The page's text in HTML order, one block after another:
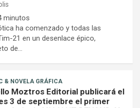
minutos
ha comenzado y todas las
21 en un desenlace épico,
de…
& NOVELA GRÁFICA
Moztros Editorial publicará el
3 de septiembre el primer